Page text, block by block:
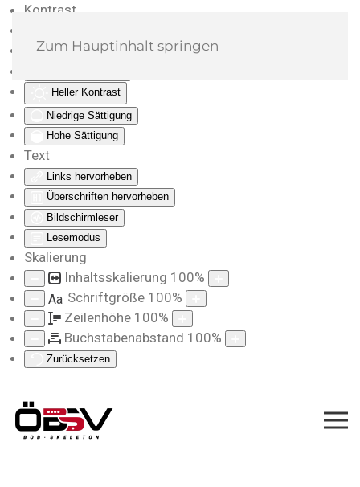
Kontrast
Monochrom
Heller Kontrast
Niedrige Sättigung
Hohe Sättigung
Text
Links hervorheben
Überschriften hervorheben
Bildschirmleser
Lesemodus
Skalierung
Inhaltsskalierung 100%
Aa Schriftgröße 100%
Zeilenhöhe 100%
Buchstabenabstand 100%
Zurücksetzen
Zum Hauptinhalt springen